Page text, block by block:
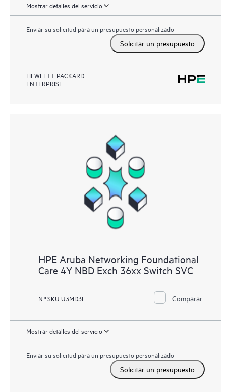
Mostrar detalles del servicio
Enviar su solicitud para un presupuesto personalizado
Solicitar un presupuesto
HEWLETT PACKARD
ENTERPRISE
HPE Aruba Networking Foundational
Care 4Y NBD Exch 36xx Switch SVC
N.º SKU U3MD3E Comparar
Mostrar detalles del servicio
Enviar su solicitud para un presupuesto personalizado
Solicitar un presupuesto